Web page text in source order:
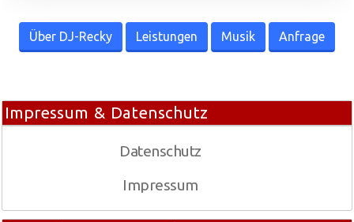
Über DJ-Recky Leistungen Musik Anfrage
Impressum & Datenschutz
Datenschutz
Impressum